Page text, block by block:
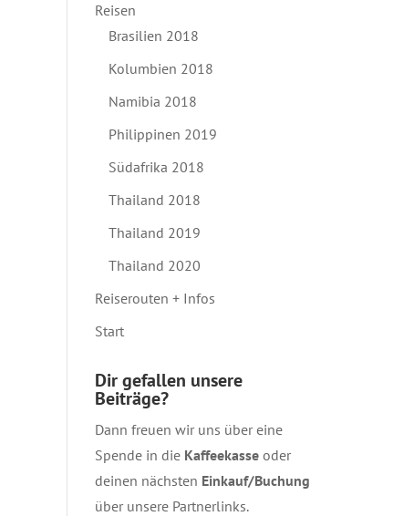
Reisen
Brasilien 2018
Kolumbien 2018
Namibia 2018
Philippinen 2019
Südafrika 2018
Thailand 2018
Thailand 2019
Thailand 2020
Reiserouten + Infos
Start
Dir gefallen unsere
Beiträge?
Dann freuen wir uns über eine
Spende in die Kaffeekasseoder
deinen nächsten Einkauf/Buchung
über unsere Partnerlinks.